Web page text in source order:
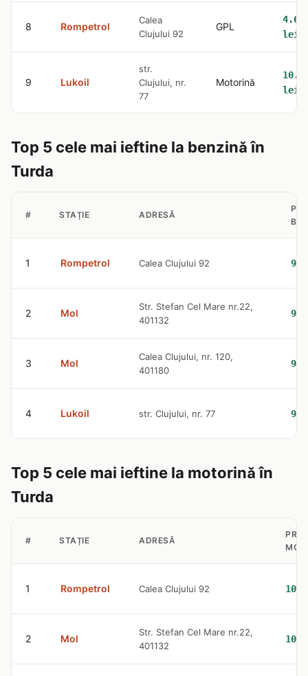
8 Rompetrol
Calea
Clujului 92
GPL
4.64
lei
9 Lukoil
str.
Clujului, nr.
77
Motorină
lei
Top 5 cele mai ieftine la benzină în
Turda
# STAȚIE ADRESĂ
1 Rompetrol Calea Clujului 92
2 Mol
Str. Stefan Cel Mare nr.22,
401132
3 Mol
Calea Clujului, nr. 120,
401180
4 Lukoil str. Clujului, nr. 77
Top 5 cele mai ieftine la motorină în
Turda
# STAȚIE ADRESĂ
PREȚ
1 Rompetrol Calea Clujului 92
2 Mol
Str. Stefan Cel Mare nr.22,
401132